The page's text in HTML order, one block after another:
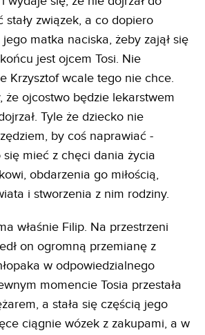
stały związek, a co dopiero
matka naciska, żeby zajął się
jest ojcem Tosi. Nie
Krzysztof wcale tego nie chce.
że ojcostwo będzie lekarstwem
Tyle że dziecko nie
by coś naprawiać -
mieć z chęci dania życia
obdarzenia go miłością,
i stworzenia z nim rodziny.
właśnie Filip. Na przestrzeni
on ogromną przemianę z
w odpowiedzialnego
momencie Tosia przestała
a stała się częścią jego
ciągnie wózek z zakupami, a w